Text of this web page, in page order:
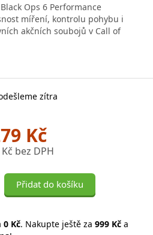
Ops 6 Performance
míření, kontrolu pohybu i
akčních soubojů v Call of
zítra
Kč
bez DPH
Přidat do košíku
0 Kč. Nakupte ještě za 999 Kč a